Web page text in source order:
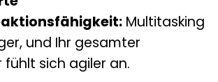
Multitasking
und Ihr gesamter
sich agiler an.